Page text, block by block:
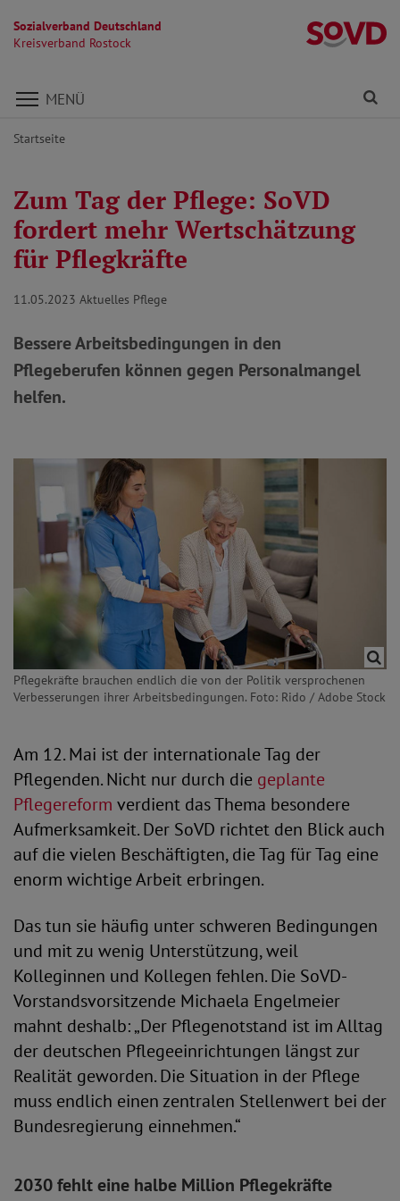
Sozialverband Deutschland
Kreisverband Rostock
Direkt zu den Inhalten springen
MENÜ
Startseite
Zum Tag der Pflege: SoVD
fordert mehr Wertschätzung
für Pflegkräfte
11.05.2023 Aktuelles Pflege
Bessere Arbeitsbedingungen in den
Pflegeberufen können gegen Personalmangel
helfen.
Pflegekräfte brauchen endlich die von der Politik versprochenen
Verbesserungen ihrer Arbeitsbedingungen. Foto: Rido / Adobe Stock
Am 12. Mai ist der internationale Tag der
Pflegenden. Nicht nur durch die geplante
Pflegereform verdient das Thema besondere
Aufmerksamkeit. Der SoVD richtet den Blick auch
auf die vielen Beschäftigten, die Tag für Tag eine
enorm wichtige Arbeit erbringen.
Das tun sie häufig unter schweren Bedingungen
und mit zu wenig Unterstützung, weil
Kolleginnen und Kollegen fehlen. Die SoVD-
Vorstandsvorsitzende Michaela Engelmeier
mahnt deshalb: „Der Pflegenotstand ist im Alltag
der deutschen Pflegeeinrichtungen längst zur
Realität geworden. Die Situation in der Pflege
muss endlich einen zentralen Stellenwert bei der
Bundesregierung einnehmen.“
2030 fehlt eine halbe Million Pflegekräfte